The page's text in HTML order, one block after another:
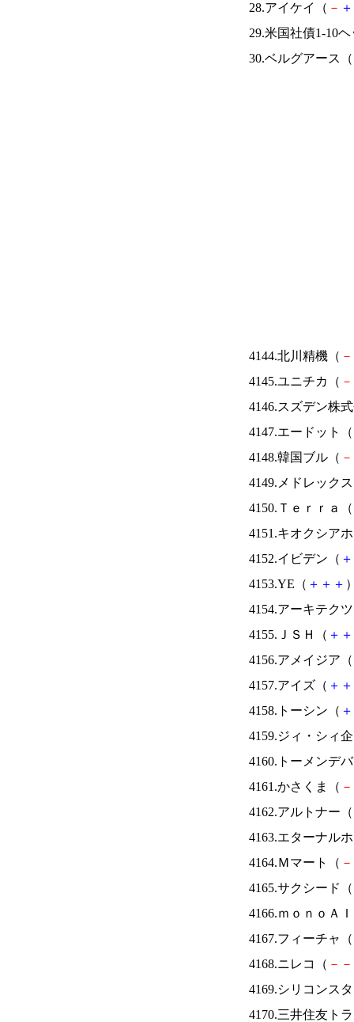
28.アイケイ（ － ＋
29.米国社債1-10
30.ベルグアース（
4144.北川精機（ －
4145.ユニチカ（ －
4146.スズデン株
4147.エードット（
4148.韓国ブル（ －
4149.メドレック
4150.Ｔｅｒｒａ（
4151.キオクシア
4152.イビデン（ ＋
4153.YE（ ＋ ＋ ＋
4154.アーキテク
4155.ＪＳＨ（ ＋ ＋
4156.アメイジア（
4157.アイズ（ ＋ ＋
4158.トーシン（ ＋
4159.ジィ・シィ
4160.トーメンデ
4161.かさくま（ －
4162.アルトナー（
4163.エターナル
4164.Ｍマート（ －
4165.サクシード（
4166.ｍｏｎｏＡ
4167.フィーチャ（
4168.ニレコ（ － －
4169.シリコンス
4170.三井住友ト